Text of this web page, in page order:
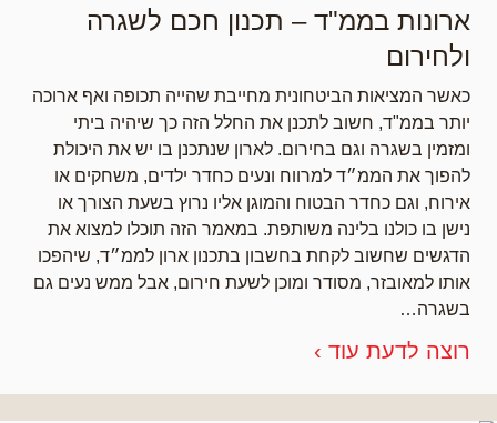
ארונות בממ"ד – תכנון חכם לשגרה
ולחירום
כאשר המציאות הביטחונית מחייבת שהייה תכופה ואף ארוכה
יותר בממ"ד, חשוב לתכנן את החלל הזה כך שיהיה ביתי
ומזמין בשגרה וגם בחירום. לארון שנתכנן בו יש את היכולת
להפוך את הממ״ד למרווח ונעים כחדר ילדים, משחקים או
אירוח, וגם כחדר הבטוח והמוגן אליו נרוץ בשעת הצורך או
נישן בו כולנו בלינה משותפת. במאמר הזה תוכלו למצוא את
הדגשים שחשוב לקחת בחשבון בתכנון ארון לממ״ד, שיהפכו
אותו למאובזר, מסודר ומוכן לשעת חירום, אבל ממש נעים גם
בשגרה…
רוצה לדעת עוד ›